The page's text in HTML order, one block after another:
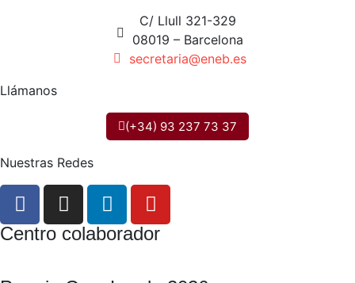
C/ Llull 321-329
08019 – Barcelona
secretaria@eneb.es
Llámanos
(+34) 93 237 73 37
Nuestras Redes
Centro colaborador